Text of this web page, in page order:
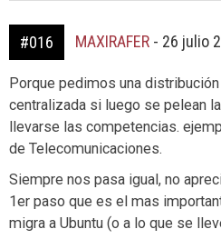
#016 MAXIRAFER - 26 julio
Porque pedimos una
centralizada si luego se pelean
llevarse las competencias.
de Telecomunicaciones.
Siempre nos pasa igual, no
1er paso que es el mas
migra a Ubuntu (o a lo que se